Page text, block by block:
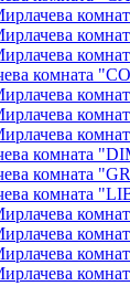
комната
комната
комната
комната